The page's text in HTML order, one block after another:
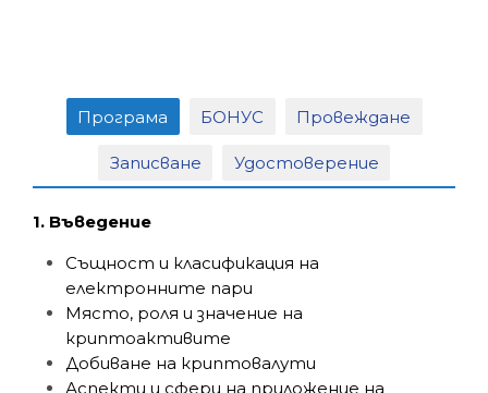
Програма БОНУС Провеждане
Записване Удостоверение
1. Въведение
Същност и класификация на
електронните пари
Място, роля и значение на
криптоактивите
Добиване на криптовалути
Аспекти и сфери на приложение на